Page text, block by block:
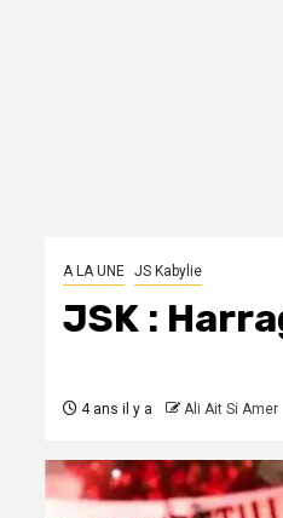
A LA UNE JS Kabylie
JSK :
4 ans il y a Ali Ait Si Amer